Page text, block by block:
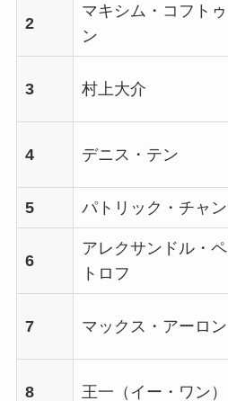
2
マキシム・コフトゥ
ン
3 村上大介
4 デニス・テン
5 パトリック・チャン
6
アレクサンドル・ペ
トロフ
7 マックス・アーロン
8 王一（イー・ワン）